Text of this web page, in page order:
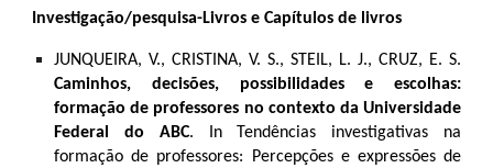
Investigação/pesquisa-Livros e Capítulos de livros
JUNQUEIRA, V., CRISTINA, V. S., STEIL, L. J., CRUZ, E. S.
Caminhos, decisões, possibilidades e escolhas:
formação de professores no contexto da Universidade
Federal do ABC. In Tendências investigativas na
formação de professores: Percepções e expressões de